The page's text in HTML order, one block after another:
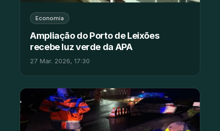
Economia
Ampliação do Porto de Leixões
recebe luz verde da APA
27 Mar. 2026, 17:30